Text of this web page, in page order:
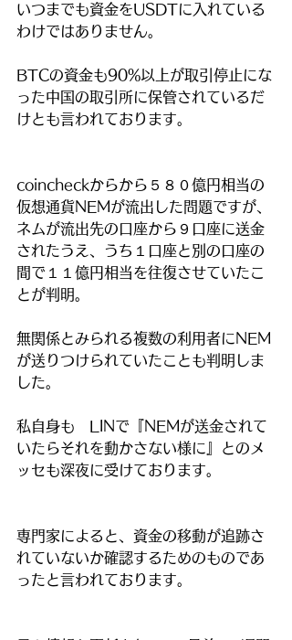
いつまでも資金をUSDTに入れている
わけではありません。
BTCの資金も90%以上が取引停止にな
った中国の取引所に保管されているだ
けとも言われております。
coincheckからから５８０億円相当の
仮想通貨NEMが流出した問題ですが、
ネムが流出先の口座から９口座に送金
されたうえ、うち１口座と別の口座の
間で１１億円相当を往復させていたこ
とが判明。
無関係とみられる複数の利用者にNEM
が送りつけられていたことも判明しま
した。
私自身も　LINで『NEMが送金されて
いたらそれを動かさない様に』とのメ
ッセも深夜に受けております。
専門家によると、資金の移動が追跡さ
れていないか確認するためのものであ
ったと言われております。